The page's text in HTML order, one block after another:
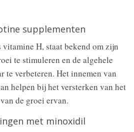
supplementen
H, staat bekend om zijn
te stimuleren en de algehele
te verbeteren. Het innemen van
helpen bij het versterken van het
de groei ervan.
met minoxidil